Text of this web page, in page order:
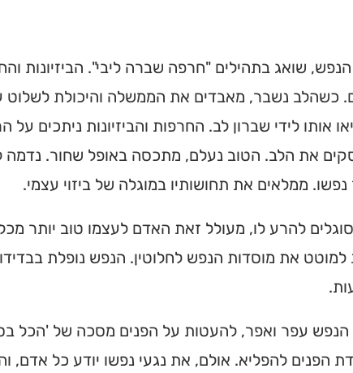
שואג בתהילים "חרפה שברה ליבי". הביזיונות
כשהלב נשבר, מאבדים את הממשלה והיכולת
אותו לידי שברון לב. החרפות והביזיונות ניתכים
את הלב. הטוב נעלם, מתכסה באופל שחור. נדמה
ממלאים את תחושותיו במוגלה של ביזוי עצמי.
להרע לו, מעולל זאת האדם לעצמו טוב יותר
את מוסדות הנפש לחלוטין. הנפש נופלת
הנפש עפר ואפר, להעטות על הפנים מסכה של 'הכל
הפנים להפליא. אולם, את נגעי נפשו יודע כל אדם,